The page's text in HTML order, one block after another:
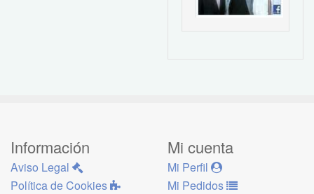
Información
Aviso Legal
Política de Cookies
Mi cuenta
Mi Perfil
Mi Pedidos